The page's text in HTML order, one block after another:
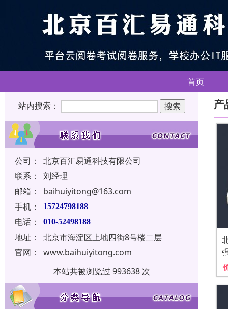
首页
站内搜索：
公司：
北京百汇易通科技有限公司
联系：
刘经理
邮箱：
baihuiyitong@163.com
手机：
15724798188
电话： 010-52498188
地址：
北京市海淀区上地四街8号楼二层
官网：
www.baihuiyitong.com
本站共被浏览过 993638 次
产